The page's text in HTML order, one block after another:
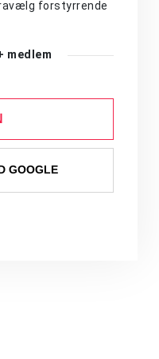
forstyrrende
medlem
GOOGLE